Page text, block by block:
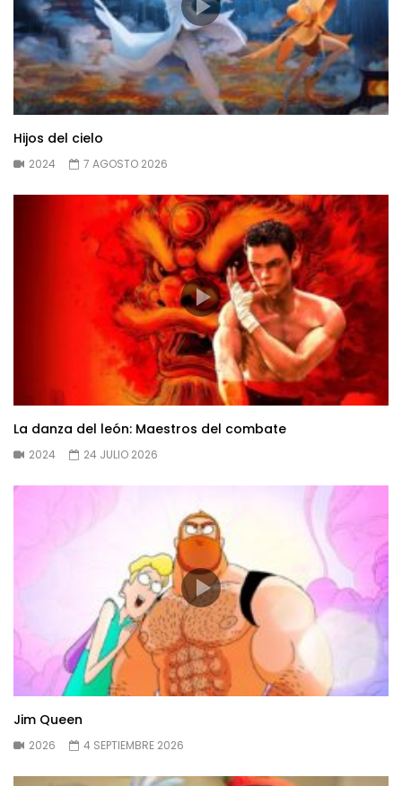
Hijos del cielo
2024 7 AGOSTO 2026
La danza del león: Maestros del combate
2024 24 JULIO 2026
Jim Queen
2026 4 SEPTIEMBRE 2026